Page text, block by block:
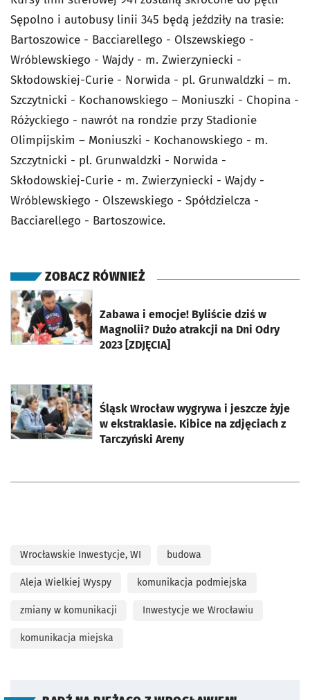
Sępolno i autobusy linii 345 będą jeździły na trasie:
Bartoszowice - Bacciarellego - Olszewskiego -
Wróblewskiego - Wajdy - m. Zwierzyniecki -
Skłodowskiej-Curie - Norwida - pl. Grunwaldzki – m.
Szczytnicki - Kochanowskiego – Moniuszki - Chopina -
Różyckiego - nawrót na rondzie przy Stadionie
Olimpijskim – Moniuszki - Kochanowskiego - m.
Szczytnicki - pl. Grunwaldzki - Norwida -
Skłodowskiej-Curie - m. Zwierzyniecki - Wajdy -
Wróblewskiego - Olszewskiego - Spółdzielcza -
Bacciarellego - Bartoszowice.
ZOBACZ RÓWNIEŻ
Zabawa i emocje! Byliście dziś w
Magnolii? Dużo atrakcji na Dni Odry
2023 [ZDJĘCIA]
otworzy się w nowej karcie
Śląsk Wrocław wygrywa i jeszcze żyje
w ekstraklasie. Kibice na zdjęciach z
Tarczyński Areny
otworzy się w nowej karcie
Wrocławskie Inwestycje, WI budowa
Aleja Wielkiej Wyspy komunikacja podmiejska
zmiany w komunikacji Inwestycje we Wrocławiu
komunikacja miejska